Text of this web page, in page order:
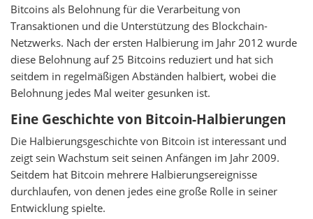
Bitcoins als Belohnung für die Verarbeitung von
Transaktionen und die Unterstützung des Blockchain-
Netzwerks. Nach der ersten Halbierung im Jahr 2012 wurde
diese Belohnung auf 25 Bitcoins reduziert und hat sich
seitdem in regelmäßigen Abständen halbiert, wobei die
Belohnung jedes Mal weiter gesunken ist.
Eine Geschichte von Bitcoin-Halbierungen
Die Halbierungsgeschichte von Bitcoin ist interessant und
zeigt sein Wachstum seit seinen Anfängen im Jahr 2009.
Seitdem hat Bitcoin mehrere Halbierungsereignisse
durchlaufen, von denen jedes eine große Rolle in seiner
Entwicklung spielte.